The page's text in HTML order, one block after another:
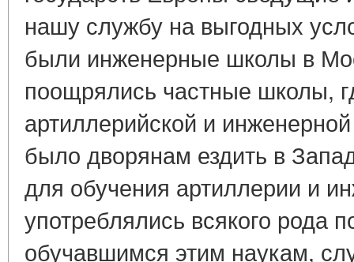
нашу службу на выгодных
были инженерные школы в
поощрялись частные школы,
артиллерийской и
было дворянам ездить в
для обучения артиллерии и
употреблялись всякого рода
обучавшимся этим наукам,